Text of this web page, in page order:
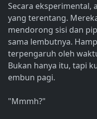
Secara eksperimental,
yang terentang.
mendorong sisi dan
sama lembutnya.
terpengaruh oleh
Bukan hanya itu, tapi
embun pagi.
"Mmmh?"